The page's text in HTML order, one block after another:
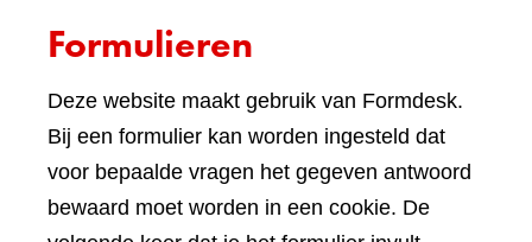
Formulieren
Deze website maakt gebruik van Formdesk.
Bij een formulier kan worden ingesteld dat
voor bepaalde vragen het gegeven antwoord
bewaard moet worden in een cookie. De